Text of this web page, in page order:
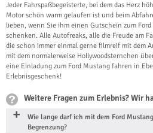
Jeder Fahrspaßbegeisterte, bei dem das Herz
Motor schön warm gelaufen ist und beim
lieben, wenn Sie ihm einen Gutschein zum
schenken. Alle Autofreaks, alle die Freude am
die schon immer einmal gerne filmreif mit dem
mit dem normalerweise Hollywoodsternchen
eine Einladung zum Ford Mustang fahren in
Erlebnisgeschenk!
Weitere Fragen zum Erlebnis? Wir
Wie lange darf ich mit dem Ford
Begrenzung?